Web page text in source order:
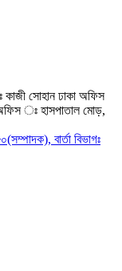
সোহান ঢাকা অফিস
ঃ হাসপাতাল মোড়,
বার্তা বিভাগঃ